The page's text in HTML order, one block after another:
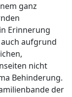
ganz
Erinnerung
aufgrund
nicht
Behinderung.
der